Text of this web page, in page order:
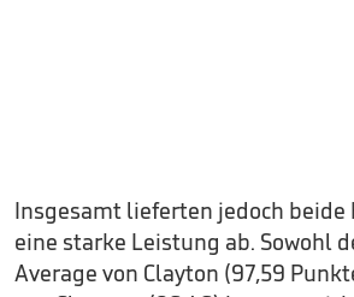
Insgesamt lieferten jedoch beide
eine starke Leistung ab. Sowohl
Average von Clayton (97,59